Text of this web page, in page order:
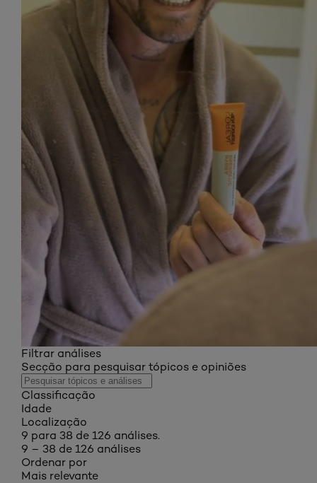
Filtrar análises
Secção para pesquisar tópicos e opiniões
Classificação
Idade
Localização
9 para 38 de 126 análises.
9 – 38 de 126 análises
Ordenar por
Mais relevante